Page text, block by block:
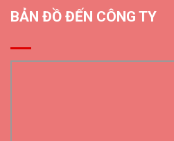
BẢN ĐỒ ĐẾN CÔNG TY